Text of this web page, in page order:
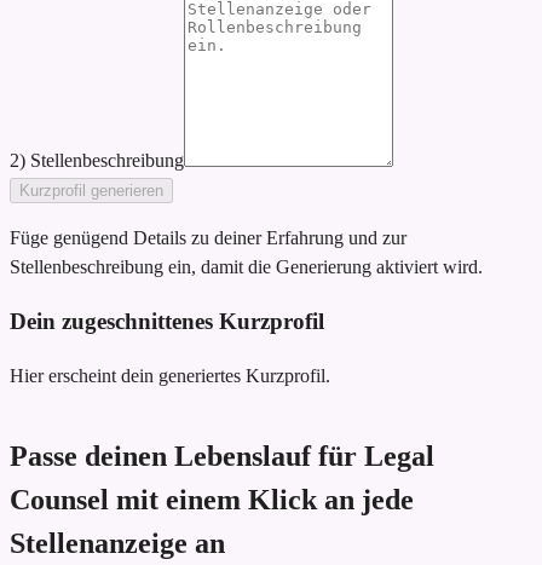
2) Stellenbeschreibung
Kurzprofil generieren
Füge genügend Details zu deiner Erfahrung und zur
Stellenbeschreibung ein, damit die Generierung aktiviert wird.
Dein zugeschnittenes Kurzprofil
Hier erscheint dein generiertes Kurzprofil.
Passe deinen Lebenslauf für Legal
Counsel mit einem Klick an jede
Stellenanzeige an